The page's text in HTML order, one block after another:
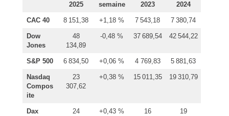
2025
semaine
2023
2024
CAC 40 8 151,38 +1,18 % 7 543,18 7 380,74
Dow
Jones
48
134,89
-0,48 % 37 689,54 42 544,22
S&P 500 6 834,50 +0,06 % 4 769,83 5 881,63
Nasdaq
Compos
ite
23
307,62
+0,38 % 15 011,35 19 310,79
Dax
24
+0,43 %
16
19